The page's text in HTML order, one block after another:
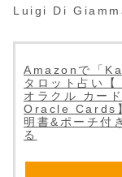
Luigi Di
Amazonで「
タロット占い
オラクル カ
Oracle Cards
明書&ポーチ付
る